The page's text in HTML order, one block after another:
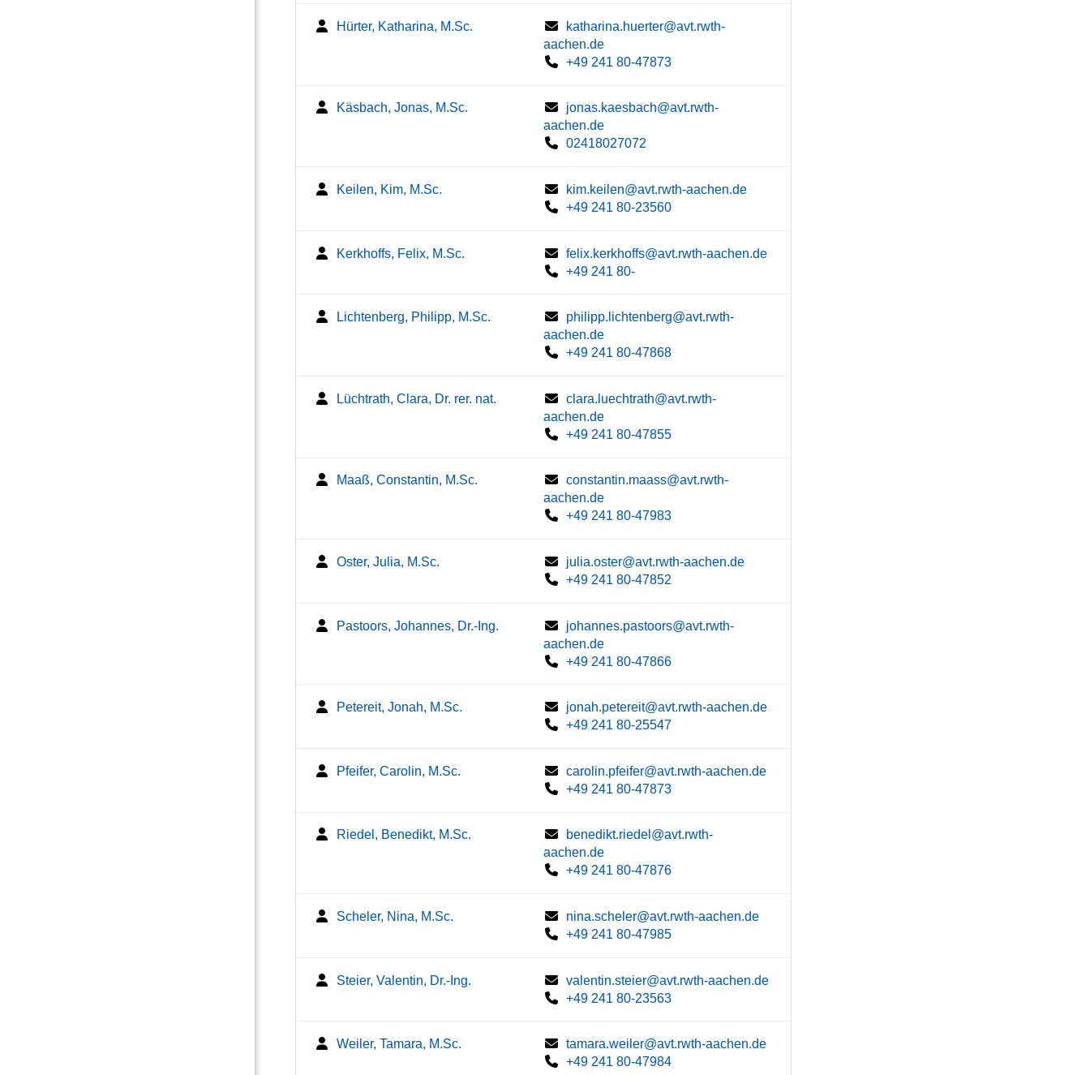
Hürter, Katharina, M.Sc.
katharina.huerter@avt.rwth-
aachen.de
+49 241 80-47873
Käsbach, Jonas, M.Sc.
jonas.kaesbach@avt.rwth-
aachen.de
02418027072
Keilen, Kim, M.Sc.
kim.keilen@avt.rwth-aachen.de
+49 241 80-23560
Kerkhoffs, Felix, M.Sc.
felix.kerkhoffs@avt.rwth-aachen.de
+49 241 80-
Lichtenberg, Philipp, M.Sc.
philipp.lichtenberg@avt.rwth-
aachen.de
+49 241 80-47868
Lüchtrath, Clara, Dr. rer. nat.
clara.luechtrath@avt.rwth-
aachen.de
+49 241 80-47855
Maaß, Constantin, M.Sc.
constantin.maass@avt.rwth-
aachen.de
+49 241 80-47983
Oster, Julia, M.Sc.
julia.oster@avt.rwth-aachen.de
+49 241 80-47852
Pastoors, Johannes, Dr.-Ing.
johannes.pastoors@avt.rwth-
aachen.de
+49 241 80-47866
Petereit, Jonah, M.Sc.
jonah.petereit@avt.rwth-aachen.de
+49 241 80-25547
Pfeifer, Carolin, M.Sc.
carolin.pfeifer@avt.rwth-aachen.de
+49 241 80-47873
Riedel, Benedikt, M.Sc.
benedikt.riedel@avt.rwth-
aachen.de
+49 241 80-47876
Scheler, Nina, M.Sc.
nina.scheler@avt.rwth-aachen.de
+49 241 80-47985
Steier, Valentin, Dr.-Ing.
valentin.steier@avt.rwth-aachen.de
+49 241 80-23563
Weiler, Tamara, M.Sc.
tamara.weiler@avt.rwth-aachen.de
+49 241 80-47984